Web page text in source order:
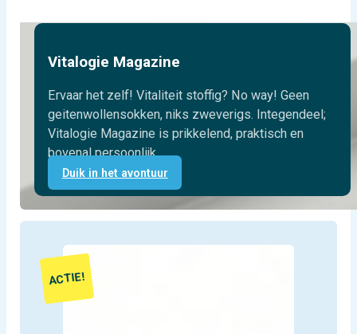
Vitalogie Magazine
Ervaar het zelf! Vitaliteit stoffig? No way! Geen
geitenwollensokken, niks zweverigs. Integendeel;
Vitalogie Magazine is prikkelend, praktisch en
bovenal persoonlijk.
Duik in het avontuur
ACTIE!